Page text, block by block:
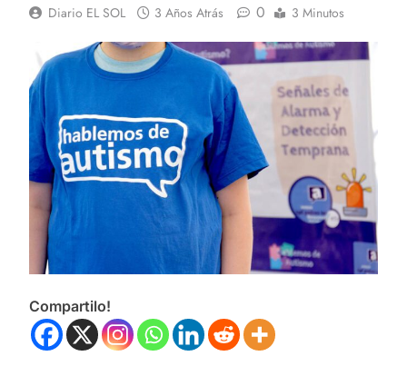
Diario EL SOL 3 Años Atrás 0 3 Minutos
Compartilo!